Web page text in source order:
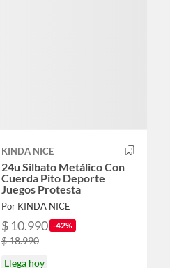
KINDA NICE
24u Silbato Metálico Con
Cuerda Pito Deporte
Juegos Protesta
Por KINDA NICE
$ 10.990 -42%
$ 18.990
Llega hoy